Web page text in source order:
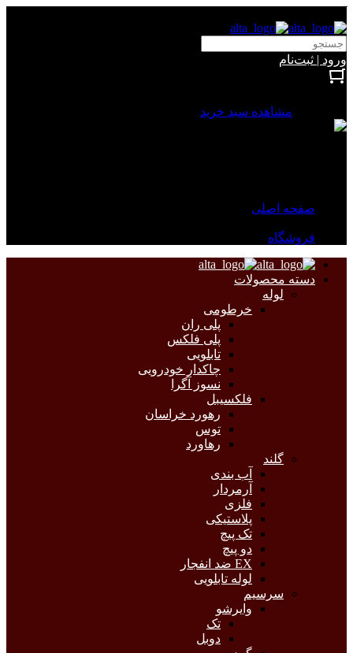
ورود | ثبت‌نام
مشاهده سبد خرید
صفحه اصلی
فروشگاه
دسته محصولات
لوله
خرطومی
پلی ران
پلی فلکس
تابلویی
چاکدار خودرویی
نسوز آگرا
فلکسیبل
رهورد خراسان
توس
رهاورد
گلند
آب بندی
آرمردار
فلزی
پلاستیکی
تک پیچ
دو پیچ
EX ضد انفجار
لوله تابلویی
سرسیم
وایرشو
تک
دوبل